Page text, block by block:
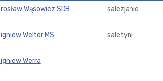
Wąsowicz SDB
salezjanie
Welter MS
saletyni
Werra